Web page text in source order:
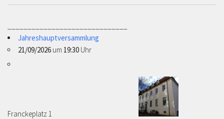
Jahreshauptversammlung
21/09/2026 um 19:30 Uhr
Franckeplatz 1 ­­­­